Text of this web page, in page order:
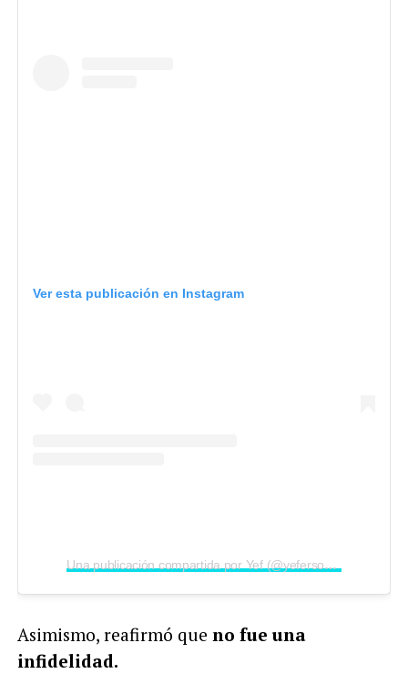
Ver esta publicación en Instagram
Una publicación compartida por Yef (@yefersoncossio)
Asimismo, reafirmó que no fue una
infidelidad.